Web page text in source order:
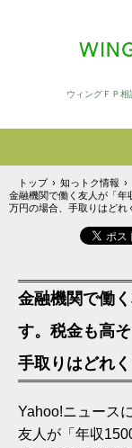
ウィングＦＰ相
トップ › 知っトク情報 ›
金融機関で働く友人が「年
万円の場合、手取りはどれ
金融機関で働
す。税金も高
手取りはどれ
Yahoo!ニュース
友人が「年収